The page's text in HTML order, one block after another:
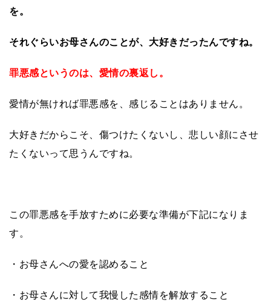
を。
それぐらいお母さんのことが、大好きだったんですね。
罪悪感というのは、愛情の裏返し。
愛情が無ければ罪悪感を、感じることはありません。
大好きだからこそ、傷つけたくないし、悲しい顔にさせ
たくないって思うんですね。
この罪悪感を手放すために必要な準備が下記になりま
す。
・お母さんへの愛を認めること
・お母さんに対して我慢した感情を解放すること